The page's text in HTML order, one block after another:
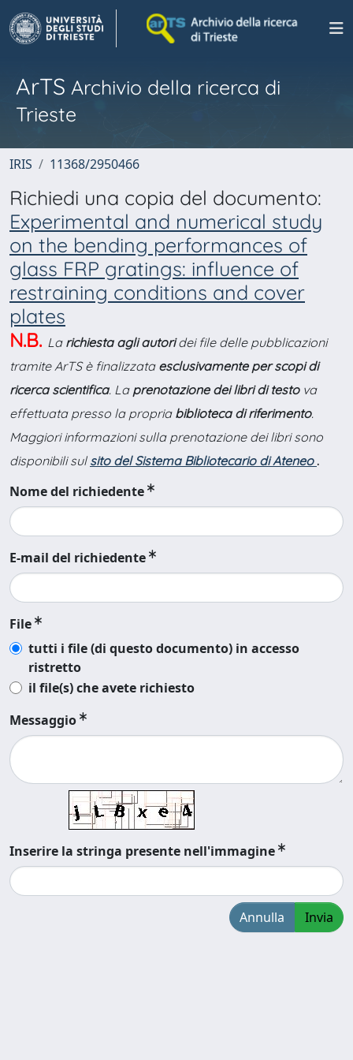
ArTS Archivio della ricerca di
Trieste
IRIS 11368/2950466
Richiedi una copia del documento:
Experimental and numerical study
on the bending performances of
glass FRP gratings: influence of
restraining conditions and cover
plates
N.B. La richiesta agli autoridei file delle pubblicazioni
tramite ArTS è finalizzata esclusivamente per scopi di
ricerca scientifica. La prenotazione dei libri di testova
effettuata presso la propria biblioteca di riferimento.
Maggiori informazioni sulla prenotazione dei libri sono
disponibili sul sito del Sistema Bibliotecario di Ateneo .
Nome del richiedente
E-mail del richiedente
File
tutti i file (di questo documento) in accesso
ristretto
il file(s) che avete richiesto
Messaggio
Inserire la stringa presente nell'immagine
Annulla Invia